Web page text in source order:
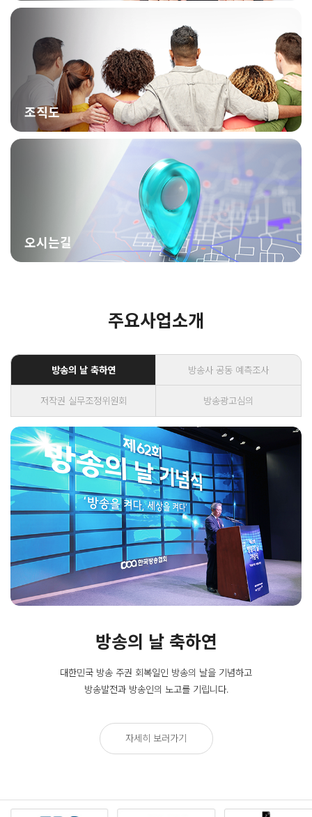
조직도
오시는길
주요사업소개
방송의 날 축하연 방송사 공동 예측조사
저작권 실무조정위원회 방송광고심의
방송의 날 축하연
대한민국 방송 주권 회복일인 방송의 날을 기념하고
방송발전과 방송인의 노고를 기립니다.
자세히 보러가기